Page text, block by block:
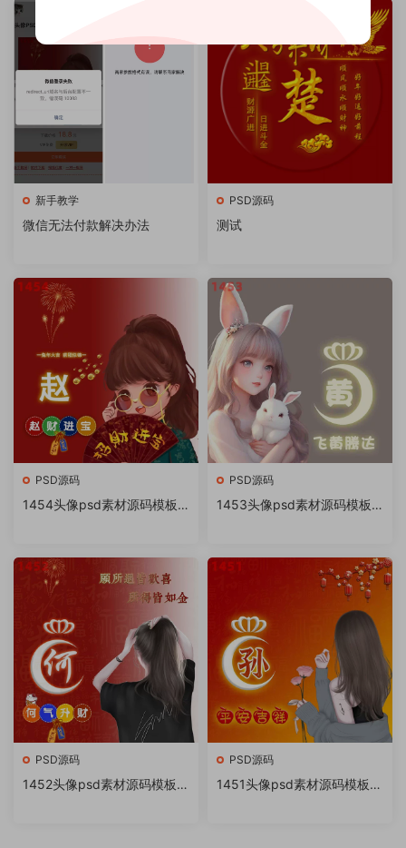
新手教学
微信无法付款解决办法
PSD源码
测试
PSD源码
1454头像psd素材源码模板
作教程软件
PSD源码
1453头像psd素材源码模板
作教程软件
PSD源码
1452头像psd素材源码模板源
PSD源码
1451头像psd素材源码模板源